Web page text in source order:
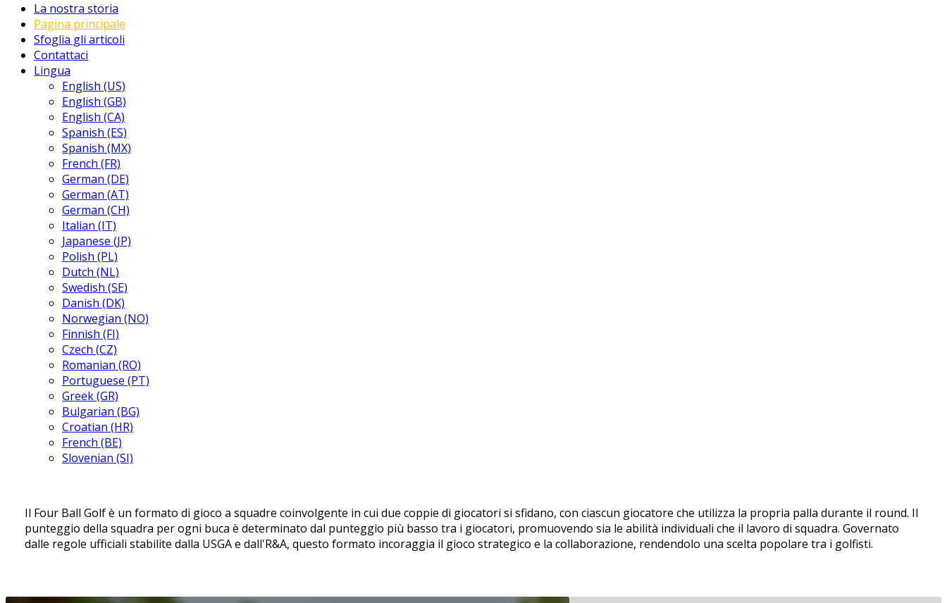
La nostra storia
Pagina principale
Sfoglia gli articoli
Contattaci
Lingua
English (US)
English (GB)
English (CA)
Spanish (ES)
Spanish (MX)
French (FR)
German (DE)
German (AT)
German (CH)
Italian (IT)
Japanese (JP)
Polish (PL)
Dutch (NL)
Swedish (SE)
Danish (DK)
Norwegian (NO)
Finnish (FI)
Czech (CZ)
Romanian (RO)
Portuguese (PT)
Greek (GR)
Bulgarian (BG)
Croatian (HR)
French (BE)
Slovenian (SI)
Il Four Ball Golf è un formato di gioco a squadre coinvolgente in cui due coppie di giocatori si sfidano, con ciascun giocatore che utilizza la propria palla durante il round. Il
punteggio della squadra per ogni buca è determinato dal punteggio più basso tra i giocatori, promuovendo sia le abilità individuali che il lavoro di squadra. Governato
dalle regole ufficiali stabilite dalla USGA e dall'R&A, questo formato incoraggia il gioco strategico e la collaborazione, rendendolo una scelta popolare tra i golfisti.